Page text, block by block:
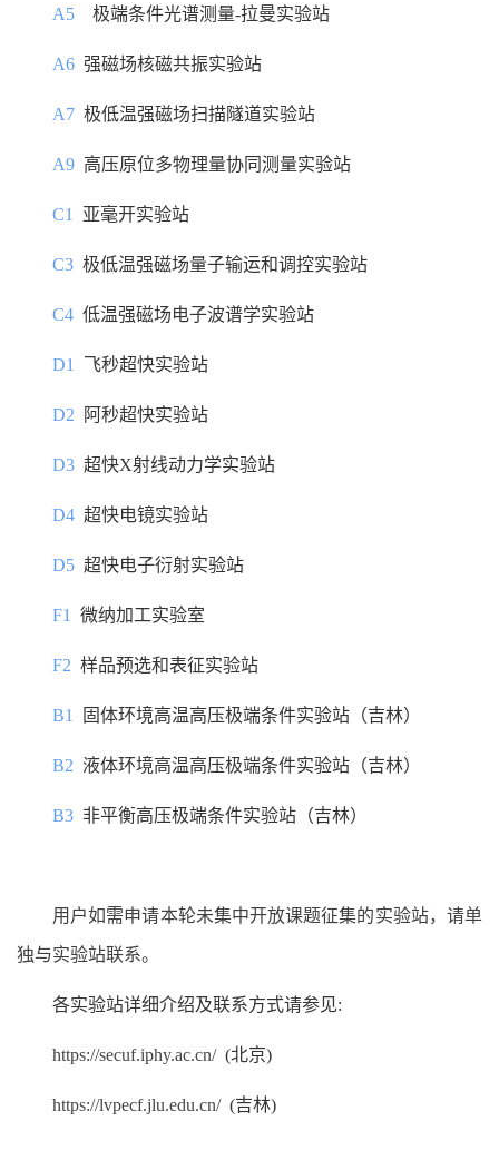
A5 极端条件光谱测量-拉曼实验站
A6 强磁场核磁共振实验站
A7 极低温强磁场扫描隧道实验站
A9 高压原位多物理量协同测量实验站
C1 亚毫开实验站
C3 极低温强磁场量子输运和调控实验站
C4 低温强磁场电子波谱学实验站
D1 飞秒超快实验站
D2 阿秒超快实验站
D3 超快X射线动力学实验站
D4 超快电镜实验站
D5 超快电子衍射实验站
F1 微纳加工实验室
F2 样品预选和表征实验站
B1 固体环境高温高压极端条件实验站（吉林）
B2 液体环境高温高压极端条件实验站（吉林）
B3 非平衡高压极端条件实验站（吉林）
用户如需申请本轮未集中开放课题征集的实验站，请单
独与实验站联系。
各实验站详细介绍及联系方式请参见:
https://secuf.iphy.ac.cn/(北京)
https://lvpecf.jlu.edu.cn/(吉林)